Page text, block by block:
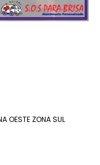
OESTE ZONA SUL